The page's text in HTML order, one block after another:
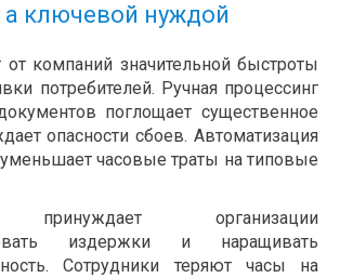
ключевой нуждой
от компаний значительной быстроты
потребителей. Ручная процессинг
поглощает существенное
опасности сбоев. Автоматизация
часовые траты на типовые
принуждает организации
издержки и наращивать
Сотрудники теряют часы на